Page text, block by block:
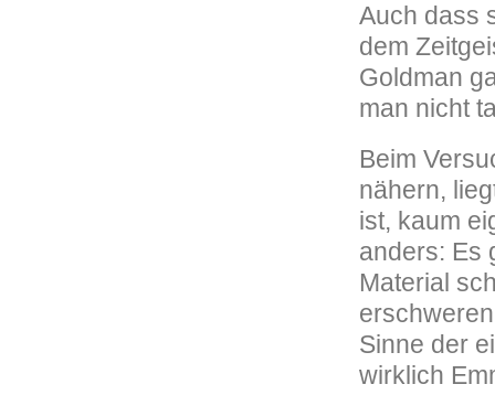
Auch dass
dem
Goldman
man nicht
Beim
nähern,
ist, kaum
anders: Es
Material
Sinne der
wirklich